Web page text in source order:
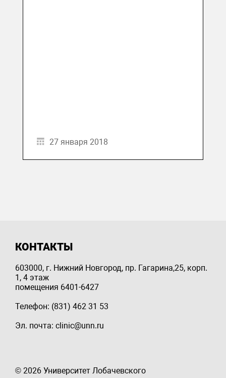
27 января 2018
КОНТАКТЫ
603000, г. Нижний Новгород, пр. Гагарина,25, корп.
1, 4 этаж
помещения 6401-6427
Телефон: (831) 462 31 53
Эл. почта: clinic@unn.ru
© 2026 Университет Лобачевского